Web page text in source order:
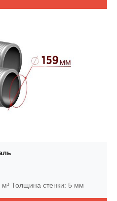
м³ Толщина стенки: 5 мм